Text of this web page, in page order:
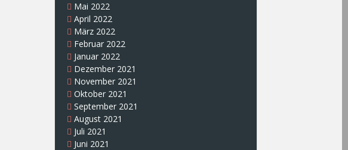
Mai 2022
April 2022
März 2022
Februar 2022
Januar 2022
Dezember 2021
November 2021
Oktober 2021
September 2021
August 2021
Juli 2021
Juni 2021